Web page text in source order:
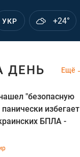
УКР +24°
ДЕНЬ Ещё
"безопасную
панически избегает
БПЛА -